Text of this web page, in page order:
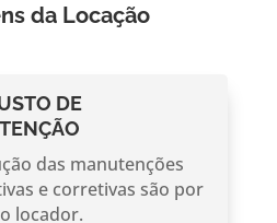
da Locação
DE
das manutenções
e corretivas são por
locador.